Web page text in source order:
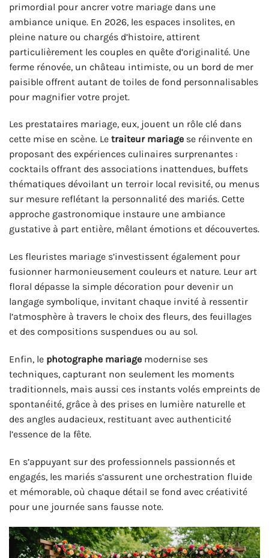
primordial pour ancrer votre mariage dans une
ambiance unique. En 2026, les espaces insolites, en
pleine nature ou chargés d’histoire, attirent
particulièrement les couples en quête d’originalité. Une
ferme rénovée, un château intimiste, ou un bord de mer
paisible offrent autant de toiles de fond personnalisables
pour magnifier votre projet.
Les prestataires mariage, eux, jouent un rôle clé dans
cette mise en scène. Le traiteur mariage se réinvente en
proposant des expériences culinaires surprenantes :
cocktails offrant des associations inattendues, buffets
thématiques dévoilant un terroir local revisité, ou menus
sur mesure reflétant la personnalité des mariés. Cette
approche gastronomique instaure une ambiance
gustative à part entière, mêlant émotions et découvertes.
Les fleuristes mariage s’investissent également pour
fusionner harmonieusement couleurs et nature. Leur art
floral dépasse la simple décoration pour devenir un
langage symbolique, invitant chaque invité à ressentir
l’atmosphère à travers le choix des fleurs, des feuillages
et des compositions suspendues ou au sol.
Enfin, le photographe mariage modernise ses
techniques, capturant non seulement les moments
traditionnels, mais aussi ces instants volés empreints de
spontanéité, grâce à des prises en lumière naturelle et
des angles audacieux, restituant avec authenticité
l’essence de la fête.
En s’appuyant sur des professionnels passionnés et
engagés, les mariés s’assurent une orchestration fluide
et mémorable, où chaque détail se fond avec créativité
pour une journée sans fausse note.